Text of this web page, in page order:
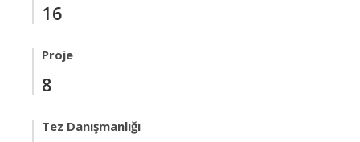
16
Proje
8
Tez Danışmanlığı